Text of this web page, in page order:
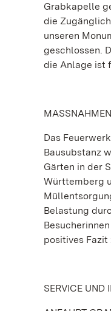
Grabkapelle
die
unseren
geschlossen.
die Anlage ist
Das
Bausubstanz
Gärten in der
Württemberg
Belastung
positives Fazit
SERVICE UND